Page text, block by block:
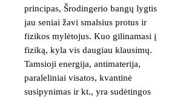
principas, Šrodingerio bangų lygtis
jau seniai žavi smalsius protus ir
fizikos mylėtojus. Kuo gilinamasi į
fiziką, kyla vis daugiau klausimų.
Tamsioji energija, antimaterija,
paraleliniai visatos, kvantinė
susipynimas ir kt., yra sudėtingos